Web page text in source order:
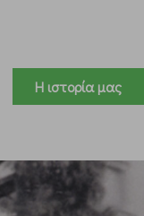
Η ιστορία μας